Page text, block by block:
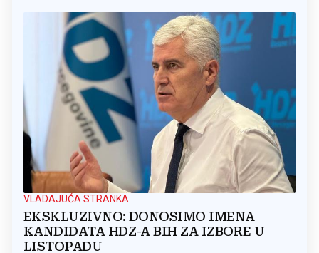
VLADAJUĆA STRANKA
EKSKLUZIVNO: DONOSIMO IMENA
KANDIDATA HDZ-A BIH ZA IZBORE U
LISTOPADU